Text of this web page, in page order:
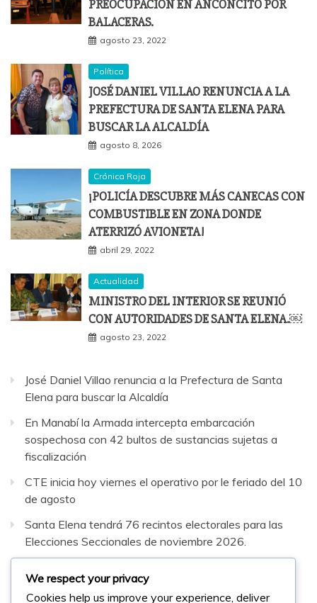
PREOCUPACIÓN EN ANCONCITO POR
BALACERAS.
agosto 23, 2022
Política
JOSÉ DANIEL VILLAO RENUNCIA A LA
PREFECTURA DE SANTA ELENA PARA
BUSCAR LA ALCALDÍA
agosto 8, 2026
Crónica Roja
¡POLICÍA DESCUBRE MÁS CANECAS CON
COMBUSTIBLE EN ZONA DONDE
ATERRIZÓ AVIONETA!
abril 29, 2022
Actualidad
MINISTRO DEL INTERIOR SE REUNIÓ
CON AUTORIDADES DE SANTA ELENA.￼
agosto 23, 2022
José Daniel Villao renuncia a la Prefectura de Santa
Elena para buscar la Alcaldía
En Manabí la Armada intercepta embarcación
sospechosa con 42 bultos de sustancias sujetas a
fiscalización
CTE inicia hoy viernes el operativo por le feriado del 10
de agosto
Santa Elena tendrá 76 recintos electorales para las
Elecciones Seccionales de noviembre 2026.
bilateral entre Ecuador y Argentina
We respect your privacy
Cookies help us improve your experience, deliver